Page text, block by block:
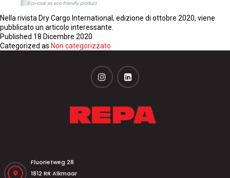
Nella rivista Dry Cargo International, edizione di ottobre 2020, viene
pubblicato un articolo interessante.
Published 18 Dicembre 2020
Categorized as Non categorizzato
Fluorietweg 28
1812 RR Alkmaar